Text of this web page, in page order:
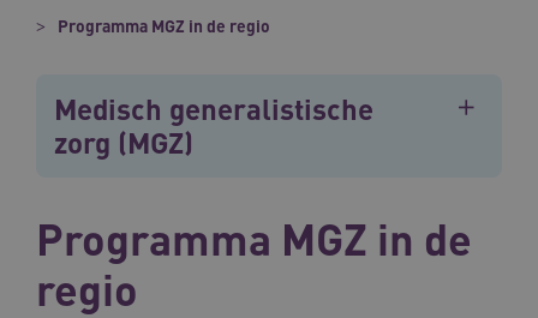
Programma MGZ in de regio
Medisch generalistische
zorg (MGZ)
Programma MGZ in de
regio